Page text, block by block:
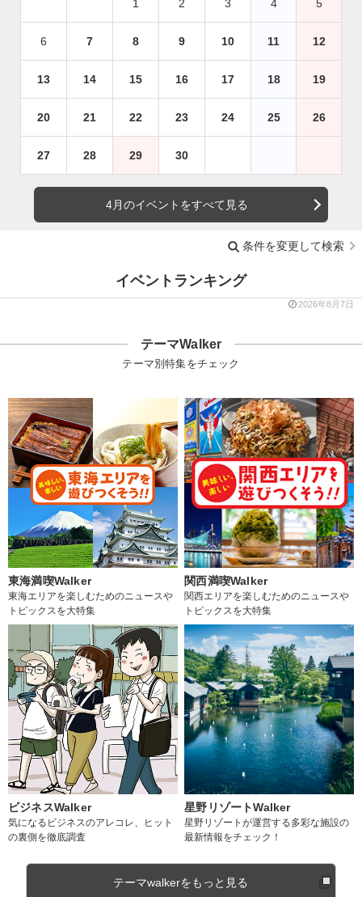
1 2 3 4 5
6 7 8 9 10 11 12
13 14 15 16 17 18 19
20 21 22 23 24 25 26
27 28 29 30
4月のイベントをすべて見る
条件を変更して検索
イベントランキング
2026年8月7日
テーマWalker
テーマ別特集をチェック
東海満喫Walker
東海エリアを楽しむためのニュースや
トピックスを大特集
関西満喫Walker
関西エリアを楽しむためのニュースや
トピックスを大特集
ビジネスWalker
気になるビジネスのアレコレ、ヒット
の裏側を徹底調査
星野リゾートWalker
星野リゾートが運営する多彩な施設の
最新情報をチェック！
テーマwalkerをもっと見る